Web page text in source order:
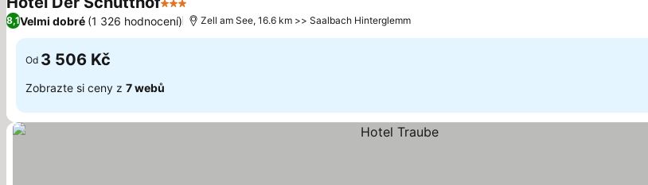
3 Počet hvězdiček
Ukázat ceny
8,1Velmi dobré (1 326 hodnocení) Zell am See, 16.6 km >> Saalbach Hinterglemm
Od 3 506 Kč
Zobrazte si ceny z 7 webů